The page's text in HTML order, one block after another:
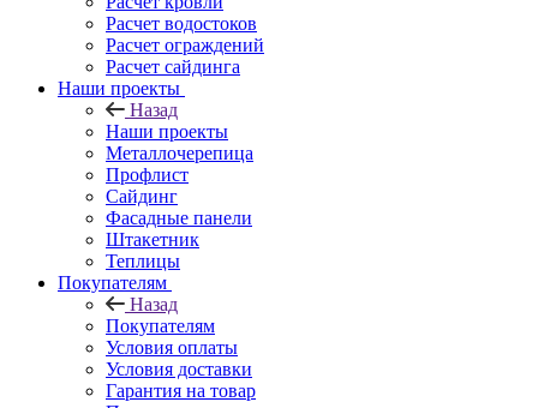
Расчет водостоков
Расчет ограждений
Расчет сайдинга
Наши проекты
Назад
Наши проекты
Металлочерепица
Профлист
Сайдинг
Фасадные панели
Штакетник
Теплицы
Покупателям
Назад
Покупателям
Условия оплаты
Условия доставки
Гарантия на товар